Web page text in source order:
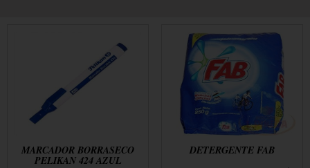
MARCADOR BORRASECO
PELIKAN 424 AZUL
DETERGENTE FAB